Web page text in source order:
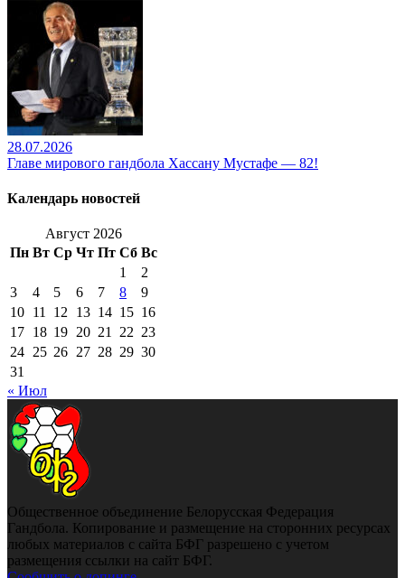
28.07.2026
Главе мирового гандбола Хассану Мустафе — 82!
Календарь новостей
Август 2026
Пн Вт Ср Чт Пт Сб Вс
1
2
3
4 5 6 7 8
9
10 11 12 13 14 15 16
17 18 19 20 21 22 23
24 25 26 27 28 29 30
31
« Июл
Общественное объединение Белорусская Федерация
Гандбола. Копирование и размещение на сторонних ресурсах
любых материалов с сайта БФГ разрешено с учетом
размещения ссылки на сайт БФГ.